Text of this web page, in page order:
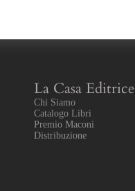
La Casa Editrice
Chi Siamo
Catalogo Libri
Premio Maconi
Distribuzione